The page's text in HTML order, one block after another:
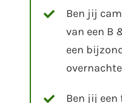
Ben jij
van een B
een
Ben jij een